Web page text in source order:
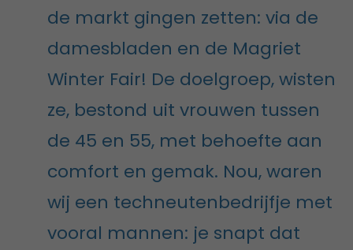
de markt gingen zetten: via de
damesbladen en de Magriet
Winter Fair! De doelgroep, wisten
ze, bestond uit vrouwen tussen
de 45 en 55, met behoefte aan
comfort en gemak. Nou, waren
wij een techneutenbedrijfje met
vooral mannen: je snapt dat